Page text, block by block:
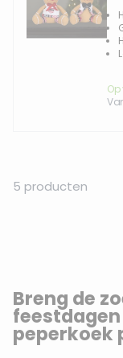
5 producten
Breng de
peperkoek